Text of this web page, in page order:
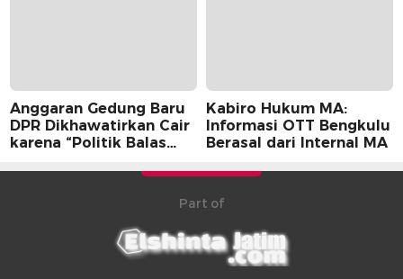
Anggaran Gedung Baru
DPR Dikhawatirkan Cair
karena “Politik Balas
Kabiro Hukum MA:
Informasi OTT Bengkulu
Berasal dari Internal MA
Part of